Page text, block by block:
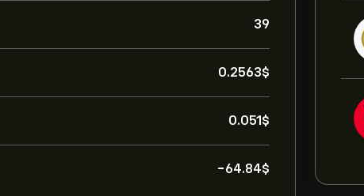
39
0.2563‎$‎
0.051‎$‎
-64.84‎$‎